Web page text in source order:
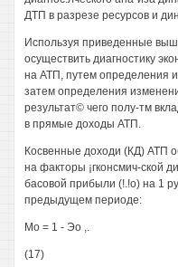
ДТП в разрезе ресурсов и
Используя приведенные
осуществить диагностику
на АТП, путем определения
затем определения
результат© чего полу-тм
в прямые доходы АТП.
Косвенные доходи (КД) АТП
на факторы ¡гконсмич-ской
басовой прибыли (!.!о) на 1
предыдущем периоде:
Мо = 1 - Эо ,.
(17)